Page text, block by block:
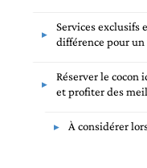
Services exclusifs
différence pour
Réserver le cocon
et profiter des
À considérer